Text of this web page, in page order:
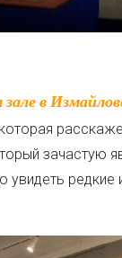
зачастую